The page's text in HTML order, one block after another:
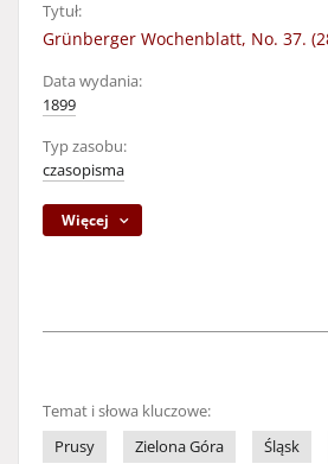
Tytuł:
Grünberger Wochenblatt, No. 37.
Data wydania:
1899
Typ zasobu:
czasopisma
Więcej
Temat i słowa kluczowe:
Prusy
Zielona Góra Śląsk